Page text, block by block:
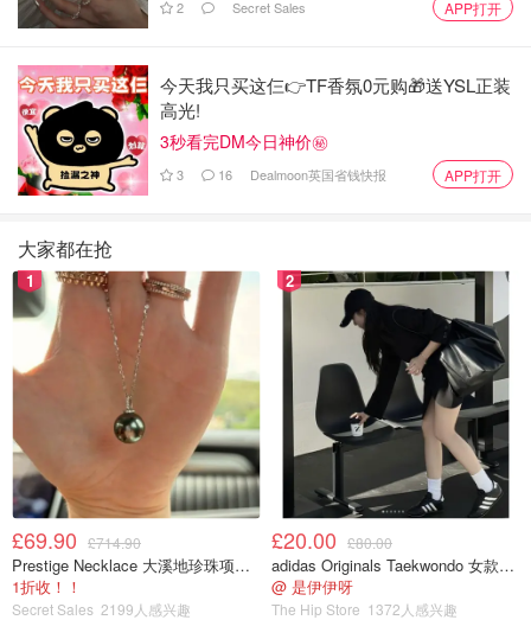
2 Secret Sales APP打开
今天我只买这仨👉TF香氛0元购🎁送YSL正装
高光!
3秒看完DM今日神价㊙️
3 16 Dealmoon英国省钱快报 APP打开
大家都在抢
1
£69.90 £714.90
Prestige Necklace 大溪地珍珠项链 10-11mm
1折收！！
Secret Sales 2199人感兴趣
2
£20.00 £80.00
adidas Originals Taekwondo 女款黑色运动鞋
@ 是伊伊呀
The Hip Store 1372人感兴趣